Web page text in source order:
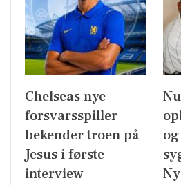
Chelseas nye
forsvarsspiller
bekender troen på
Jesus i første
interview